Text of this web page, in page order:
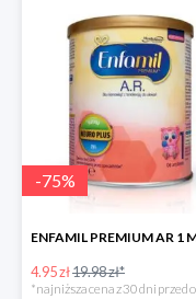
-75%
4.95 zł19.98 zł*